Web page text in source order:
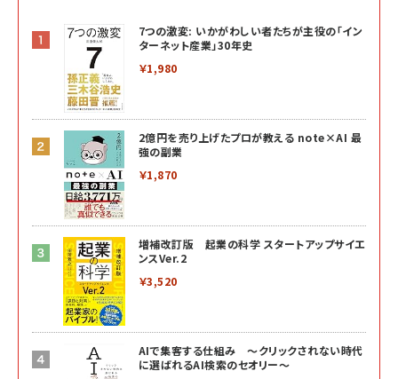
7つの激変: いかがわしい者たちが主役の「イン
ターネット産業」30年史
￥1,980
2億円を売り上げたプロが教える note×AI 最
強の副業
￥1,870
増補改訂版 起業の科学 スタートアップサイエ
ンスVer.2
￥3,520
AIで集客する仕組み ～クリックされない時代
に選ばれるAI検索のセオリー～